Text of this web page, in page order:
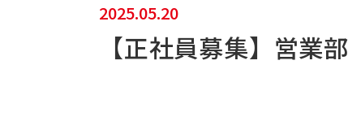
2025.05.20
【正社員募集】営業部